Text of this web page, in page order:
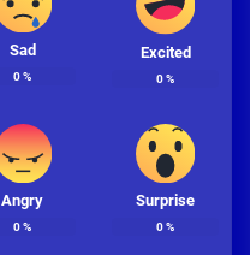
Sad
0%
Excited
0%
Angry
0%
Surprise
0%